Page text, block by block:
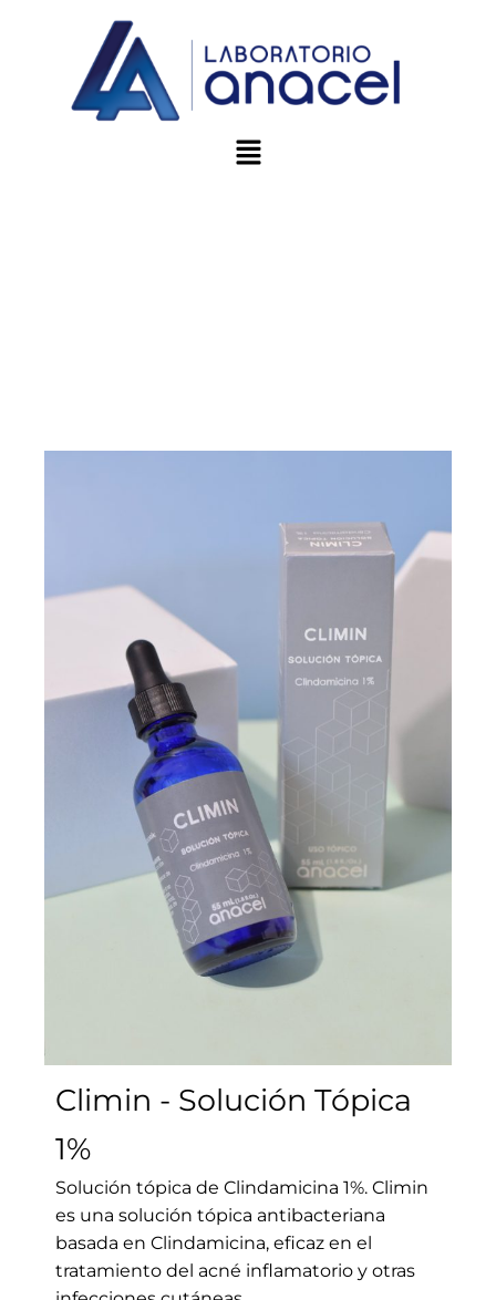
Climin - Solución Tópica
1%
Solución tópica de Clindamicina 1%. Climin
es una solución tópica antibacteriana
basada en Clindamicina, eficaz en el
tratamiento del acné inflamatorio y otras